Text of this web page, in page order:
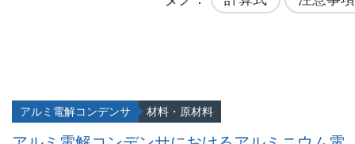
アルミ電解コンデンサ 材料・原材料